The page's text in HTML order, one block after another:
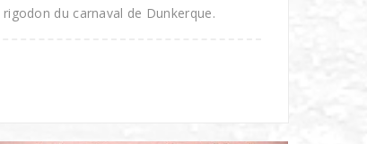
rigodon du carnaval de Dunkerque.